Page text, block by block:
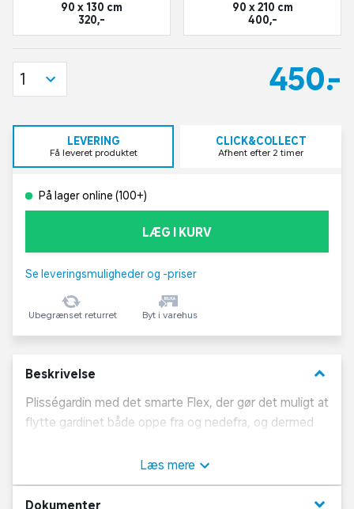
90 x 130 cm
320,-
90 x 210 cm
400,-
450,-
1
LEVERING
Få leveret produktet
CLICK&COLLECT
Afhent efter 2 timer
På lager online (100+)
LÆG I KURV
Se leveringsmuligheder og -priser
Ubegrænset returret Byt i varehus
Beskrivelse keyboard_arrow_down
Plisségardin med det smarte Flex, der gør det muligt at
flytte gardinet både oppe fra og nedefra, og dermed
mange forskellige størrelser og er et populært og
praktisk valg til huset.
Læs mere
Dokumenter keyboard_arrow_down